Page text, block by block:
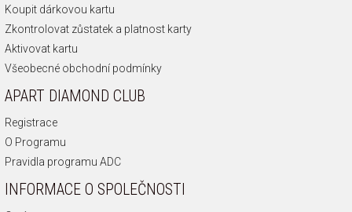
Koupit dárkovou kartu
Zkontrolovat zůstatek a platnost karty
Aktivovat kartu
Všeobecné obchodní podmínky
APART DIAMOND CLUB
Registrace
O Programu
Pravidla programu ADC
INFORMACE O SPOLEČNOSTI